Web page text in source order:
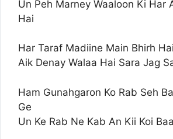
Un Peh Marney Waaloon Ki Har
Hai
Har Taraf Madiine Main Bhirh
Aik Denay Walaa Hai Sara Jag
Ham Gunahgaron Ko Rab Seh
Ge
Un Ke Rab Ne Kab An Kii Koi